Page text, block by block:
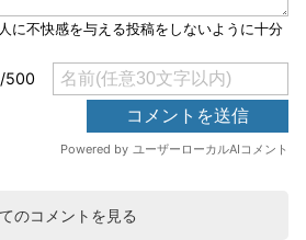
のコメントを見る